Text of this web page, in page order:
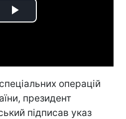
Play
операцій
президент
підписав указ